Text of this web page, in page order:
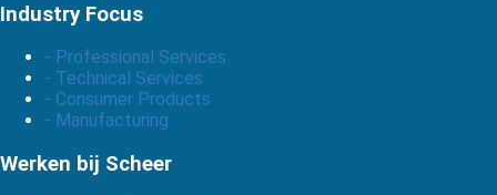
Industry Focus
- Professional Services
- Technical Services
- Consumer Products
- Manufacturing
Werken bij Scheer